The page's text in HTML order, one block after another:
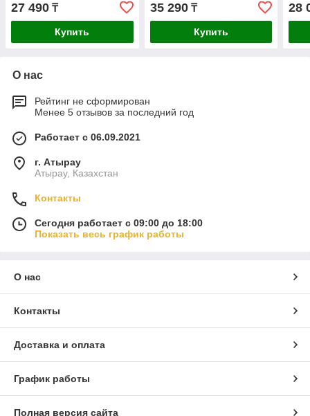
27 490 ₸
Купить
35 290₸
Купить
28
О нас
Рейтинг не сформирован
Менее 5 отзывов за последний год
Работает с 06.09.2021
г. Атырау
Атырау, Казахстан
Контакты
Сегодня работает с 09:00 до 18:00
Показать весь график работы
О нас
Контакты
Доставка и оплата
График работы
Полная версия сайта